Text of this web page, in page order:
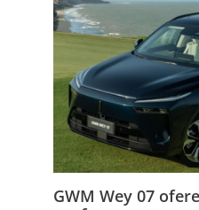
GWM Wey 07